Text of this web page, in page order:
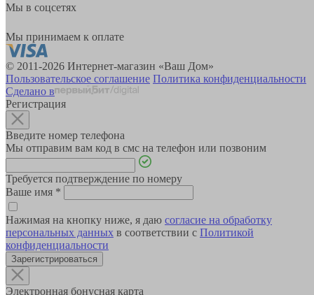
Мы в соцсетях
Мы принимаем к оплате
© 2011-2026 Интернет-магазин «Ваш Дом»
Пользовательское соглашение Политика конфиденциальности
Сделано в
Регистрация
Введите номер телефона
Мы отправим вам код в смс на телефон или позвоним
Требуется подтверждение по номеру
Ваше имя *
Нажимая на кнопку ниже, я даю согласие на обработку
персональных данных в соответствии с Политикой
конфиденциальности
Зарегистрироваться
Электронная бонусная карта